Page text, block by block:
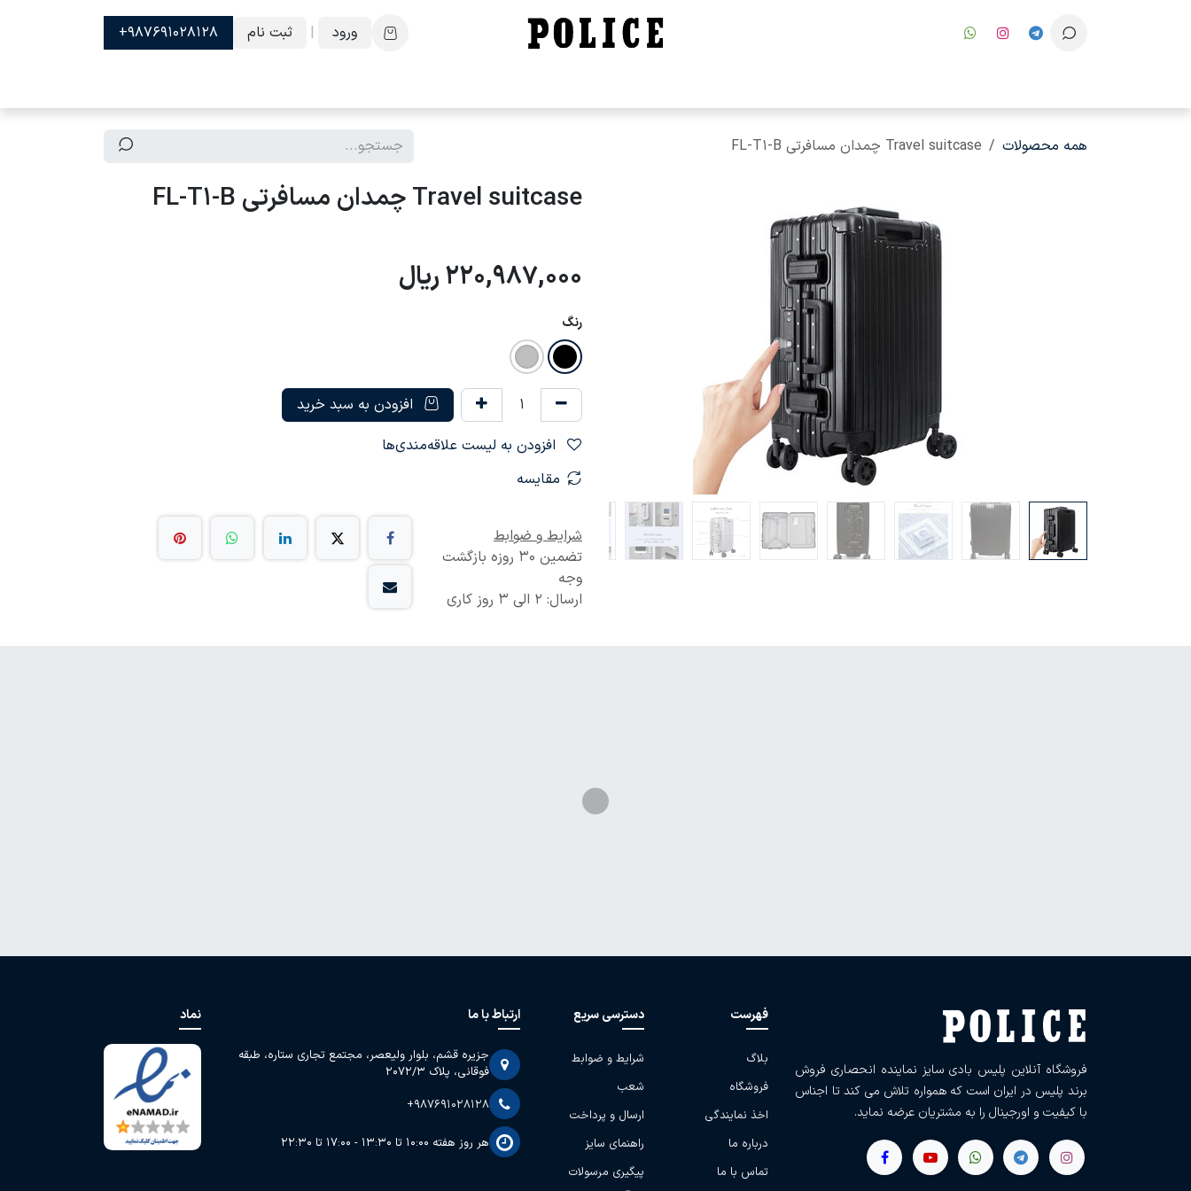
ورود
| ثبت نام 987691028128+
همه محصولات Travel suitcase چمدان مسافرتی FL-T1-B
Travel suitcase چمدان مسافرتی FL-T1-B
220,987,000ریال
رنگ
افزودن به سبد خرید
مقایسه
شرایط و ضوابط
تضمین 30 روزه بازگشت
وجه
ارسال: 2 الی 3 روز کاری
فروشگاه آنلاین پلیس بادی سایز نماینده انحصاری فروش
برند پلیس در ایران است که همواره تلاش می کند تا اجناس
با کیفیت و اورجینال را به مشتریان عرضه نماید.
فهرست
بلاگ
فروشگاه
اخذ نمایندگی
درباره ما
تماس با ما
دسترسی سریع
شرایط و ضوابط
شعب
ارسال و پرداخت
راهنمای سایز
پیگیری مرسولات
ارتباط با ما
جزیره قشم، بلوار ولیعصر، مجتمع تجاری ستاره، طبقه
فوقانی، پلاک 2072/3
+987691028128
هر روز هفته 10:00 تا 13:30 - 17:00 تا 22:30
نماد